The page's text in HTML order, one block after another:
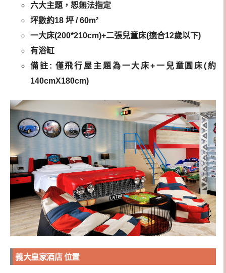
六大主題，恕無法指定
坪數約18 坪 / 60m²
一大床(200*210cm)+二張兒童床(適合12歲以下)
有浴缸
備註: 僅飛行屋主題為一大床+一兒童圓床(約
140cmX180cm)
義大皇家酒店 位置